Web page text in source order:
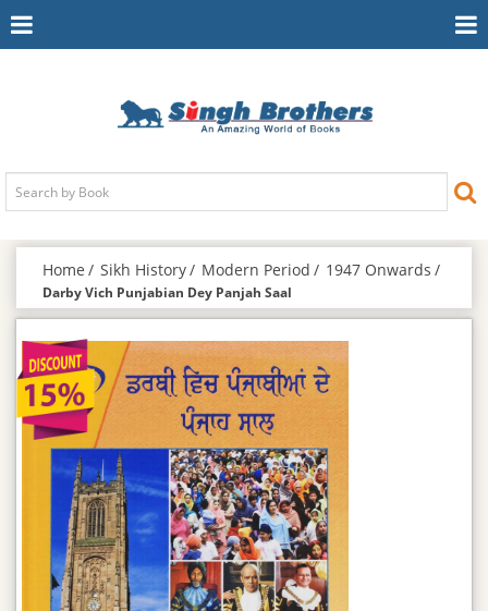
Toggle
Home Sikh History Modern Period 1947 Onwards
Darby Vich Punjabian Dey Panjah Saal